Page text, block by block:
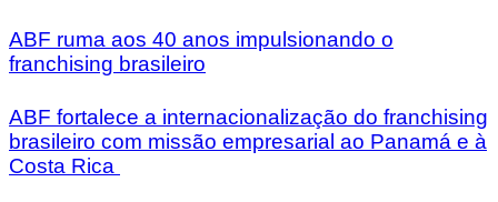
ABF ruma aos 40 anos impulsionando o
franchising brasileiro
ABF fortalece a internacionalização do franchising
brasileiro com missão empresarial ao Panamá e à
Costa Rica